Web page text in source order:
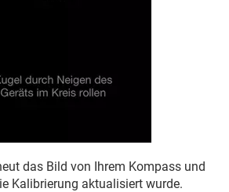
das Bild von Ihrem Kompass und
Kalibrierung aktualisiert wurde.